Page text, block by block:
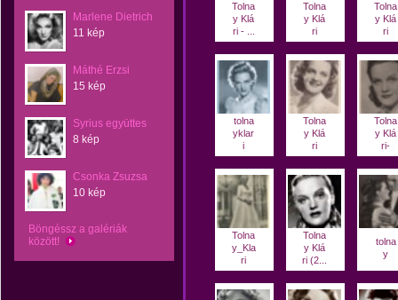
Marlene Dietrich
11 kép
Máthé Erzsi
15 kép
Syrius együttes
8 kép
Csonka Zsuzsa
10 kép
Böngéssz a galériák
között!
Tolna
y Klá
ri - ...
Tolna
y Klá
ri
Tolna
y Klá
ri
tolna
yklar
i
Tolna
y Klá
ri
Tolna
y Klá
ri-
Tolna
y_Kla
ri
Tolna
y Klá
ri (2...
tolna
y